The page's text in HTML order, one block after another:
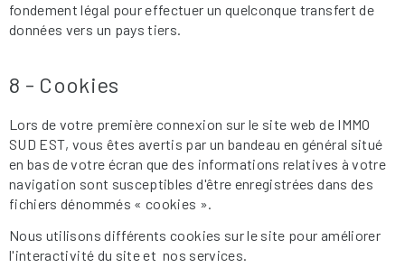
fondement légal pour effectuer un quelconque transfert de
données vers un pays tiers.
8 - Cookies
Lors de votre première connexion sur le site web de IMMO
SUD EST, vous êtes avertis par un bandeau en général situé
en bas de votre écran que des informations relatives à votre
navigation sont susceptibles d'être enregistrées dans des
fichiers dénommés « cookies ».
Nous utilisons différents cookies sur le site pour améliorer
l'interactivité du site et nos services.